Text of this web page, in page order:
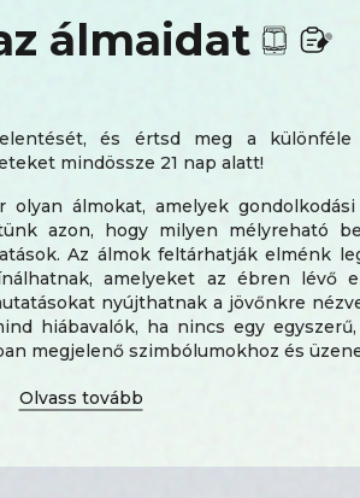
álmaidat
és értsd meg a
mindössze 21 nap alatt!
olyan álmokat, amelyek
azon, hogy milyen mélyreható
Az álmok feltárhatják elménk
amelyeket az ébren lévő
nyújthatnak a jövőnkre
hiábavalók, ha nincs egy
megjelenő szimbólumokhoz és
legteljesebb kézikönyvet, amely segít
alatt, hogy könnyedén
a tudatalattid világában.
átfogó, napról napra szóló